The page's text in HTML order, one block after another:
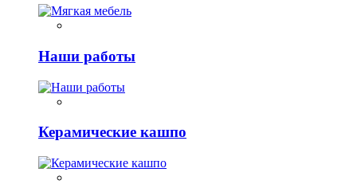
Наши работы
Керамические кашпо